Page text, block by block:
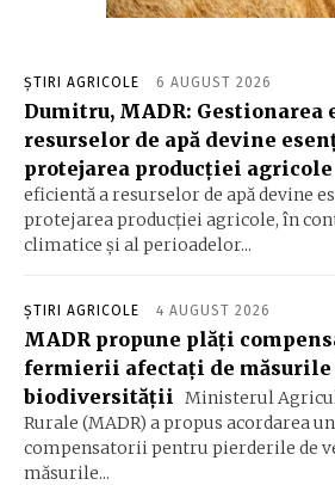
ȘTIRI AGRICOLE 6 AUGUST 2026
Dumitru, MADR: Gestionarea
resurselor de apă devine
protejarea producţiei agricole
eficientă a resurselor de apă devine
protejarea producţiei agricole, în
climatice şi al perioadelor...
ȘTIRI AGRICOLE 4 AUGUST 2026
MADR propune plăţi
fermierii afectaţi de măsurile
biodiversităţii
Ministerul
Rurale (MADR) a propus acordarea
compensatorii pentru pierderile de
măsurile...